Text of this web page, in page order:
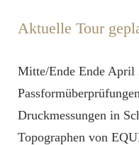
Aktuelle Tour
Mitte/Ende Ende
Druckmessungen in
Topographen von